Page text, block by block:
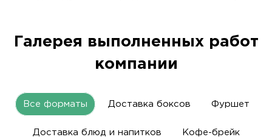
Галерея выполненных работ
компании
Все форматы Доставка боксов Фуршет
Доставка блюд и напитков Кофе-брейк